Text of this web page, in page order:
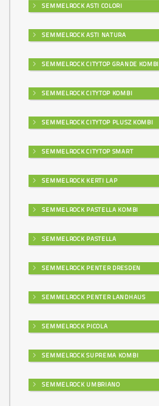
SEMMELROCK ASTI COLORI
SEMMELROCK ASTI NATURA
SEMMELROCK CITYTOP GRANDE KOMBI
SEMMELROCK CITYTOP KOMBI
SEMMELROCK CITYTOP PLUSZ KOMBI
SEMMELROCK CITYTOP SMART
SEMMELROCK KERTI LAP
SEMMELROCK PASTELLA KOMBI
SEMMELROCK PASTELLA
SEMMELROCK PENTER DRESDEN
SEMMELROCK PENTER LANDHAUS
SEMMELROCK PICOLA
SEMMELROCK SUPREMA KOMBI
SEMMELROCK UMBRIANO